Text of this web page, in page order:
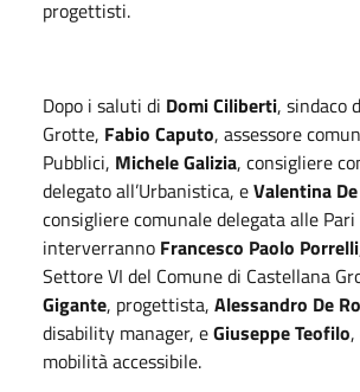
progettisti.
Dopo i saluti di Domi Ciliberti, sindaco
Grotte, Fabio Caputo, assessore
Pubblici, Michele Galizia, consigliere
delegato all’Urbanistica, eValentina
consigliere comunale delegata alle
interverranno Francesco Paolo Porrelli
Settore VI del Comune di Castellana
Gigante, progettista, Alessandro De
disability manager, eGiuseppe Teofilo
mobilità accessibile.